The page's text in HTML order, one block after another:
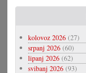
kolovoz 2026 (27)
srpanj 2026 (60)
lipanj 2026 (62)
svibanj 2026 (93)